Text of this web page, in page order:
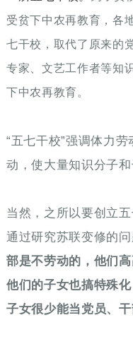
受贫下中农再教育，各
七干校，取代了原来的
专家、文艺工作者等知
下中农再教育。
“五七干校”强调体力
动，使大量知识分子
当然，之所以要创立
通过研究苏联变修的
部是不劳动的，他们
他们的子女也搞特殊
子女很少能当党员、干